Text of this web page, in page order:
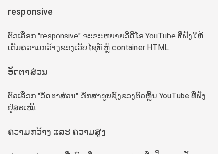
responsive
ຕົວເລືອກ "responsive" ຈະຂະຫຍາຍວີດີໂອ YouTube ທີ່ຝັງໃຫ້
ເຕັມຄວາມກວ້າງຂອງເວັບໄຊທ໌ ຫຼື container HTML.
ອັດຕາສ່ວນ
ຕົວເລືອກ "ອັດຕາສ່ວນ" ຮັກສາຮູບຊົງຂອງຕົວຫຼິ້ນ YouTube ທີ່ຝັງ
ຢູ່ສະເໝີ.
ຄວາມກວ້າງ ແລະ ຄວາມສູງ